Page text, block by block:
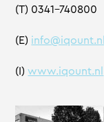
(T) 0341-740800
(E) info@iqount.nl
(I)www.iqount.nl